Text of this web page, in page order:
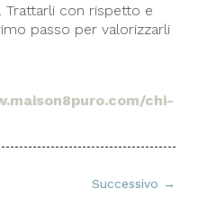
Trattarli con rispetto e
passo per valorizzarli
chi-
Successivo →